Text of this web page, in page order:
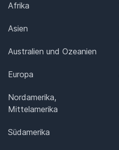
Afrika
Asien
Australien und Ozeanien
Europa
Nordamerika,
Mittelamerika
Südamerika